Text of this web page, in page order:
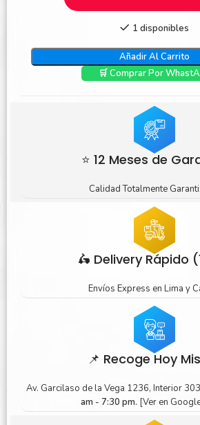
1 disponibles
Añadir Al Carrito
🛒 Comprar Por
⭐ 12 Meses de
Calidad Totalmente
🛵 Delivery Rápido
Envíos Express en Lima y
📌 Recoge Hoy
Av. Garcilaso de la Vega 1236, Interior
am - 7:30 pm. [Ver en